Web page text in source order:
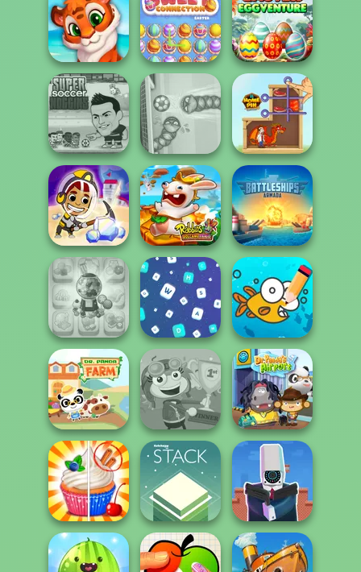
Home Design:
Small House
Ball Drop Puzzle Fever
Mosaic Artimo
Mahjong Sweet
Easter
Easter
Eggventure
Super Soccer
Noggins
Soccer Snakes Home Pin 1
Idle Miner Space
Rush
Rabbids Volcano
Panic
Battleships
Armada
Candy Shop
Merge
Words Match
Cute Coloring
Games
Dr. Panda Farm Poptropica Dr. Panda Airport